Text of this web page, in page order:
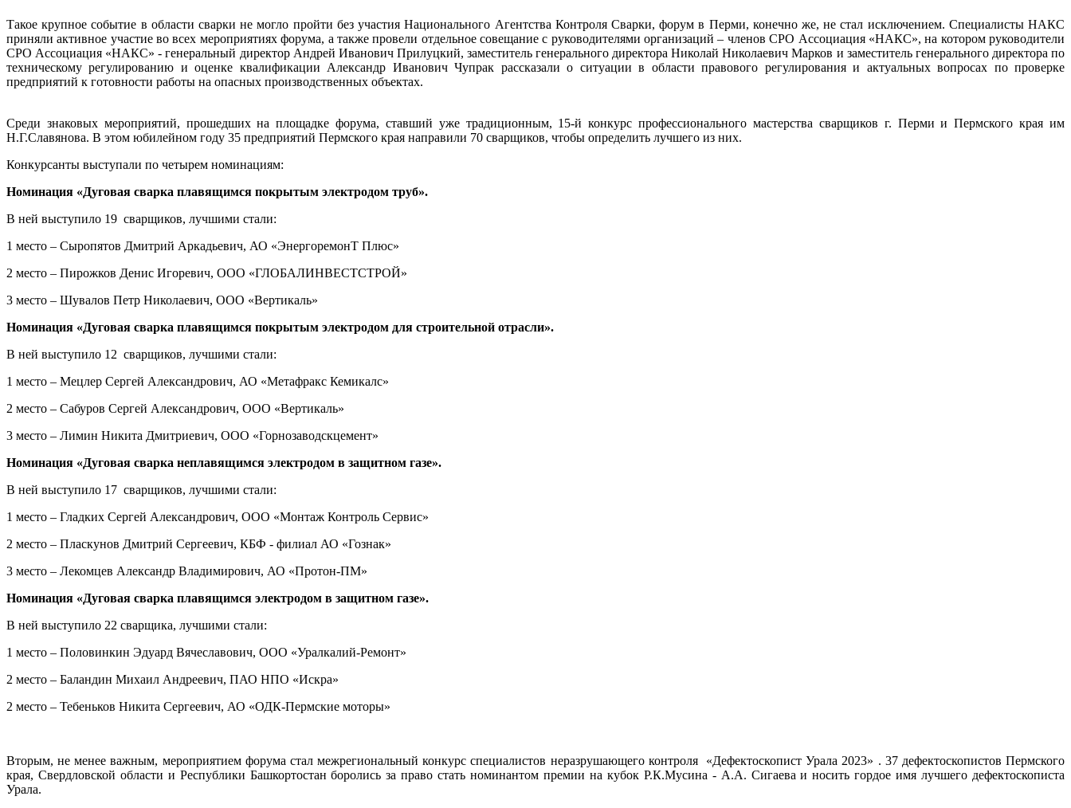
Такое крупное событие в области сварки не могло пройти без участия Национального Агентства Контроля Сварки, форум в Перми, конечно же, не стал исключением. Специалисты НАКС
приняли активное участие во всех мероприятиях форума, а также провели отдельное совещание с руководителями организаций – членов СРО Ассоциация «НАКС», на котором руководители
СРО Ассоциация «НАКС» - генеральный директор Андрей Иванович Прилуцкий, заместитель генерального директора Николай Николаевич Марков и заместитель генерального директора по
техническому регулированию и оценке квалификации Александр Иванович Чупрак рассказали о ситуации в области правового регулирования и актуальных вопросах по проверке
предприятий к готовности работы на опасных производственных объектах.
Среди знаковых мероприятий, прошедших на площадке форума, ставший уже традиционным, 15-й конкурс профессионального мастерства сварщиков г. Перми и Пермского края им
Н.Г.Славянова. В этом юбилейном году 35 предприятий Пермского края направили 70 сварщиков, чтобы определить лучшего из них.
Конкурсанты выступали по четырем номинациям:
Номинация «Дуговая сварка плавящимся покрытым электродом труб».
В ней выступило 19 сварщиков, лучшими стали:
1 место – Сыропятов Дмитрий Аркадьевич, АО «ЭнергоремонТ Плюс»
2 место – Пирожков Денис Игоревич, ООО «ГЛОБАЛИНВЕСТСТРОЙ»
3 место – Шувалов Петр Николаевич, ООО «Вертикаль»
Номинация «Дуговая сварка плавящимся покрытым электродом для строительной отрасли».
В ней выступило 12 сварщиков, лучшими стали:
1 место – Мецлер Сергей Александрович, АО «Метафракс Кемикалс»
2 место – Сабуров Сергей Александрович, ООО «Вертикаль»
3 место – Лимин Никита Дмитриевич, ООО «Горнозаводскцемент»
Номинация «Дуговая сварка неплавящимся электродом в защитном газе».
В ней выступило 17 сварщиков, лучшими стали:
1 место – Гладких Сергей Александрович, ООО «Монтаж Контроль Сервис»
2 место – Пласкунов Дмитрий Сергеевич, КБФ - филиал АО «Гознак»
3 место – Лекомцев Александр Владимирович, АО «Протон-ПМ»
Номинация «Дуговая сварка плавящимся электродом в защитном газе».
В ней выступило 22 сварщика, лучшими стали:
1 место – Половинкин Эдуард Вячеславович, ООО «Уралкалий-Ремонт»
2 место – Баландин Михаил Андреевич, ПАО НПО «Искра»
2 место – Тебеньков Никита Сергеевич, АО «ОДК-Пермские моторы»
Вторым, не менее важным, мероприятием форума стал межрегиональный конкурс специалистов неразрушающего контроля «Дефектоскопист Урала 2023» . 37 дефектоскопистов Пермского
края, Свердловской области и Республики Башкортостан боролись за право стать номинантом премии на кубок Р.К.Мусина - А.А. Сигаева и носить гордое имя лучшего дефектоскописта
Урала.